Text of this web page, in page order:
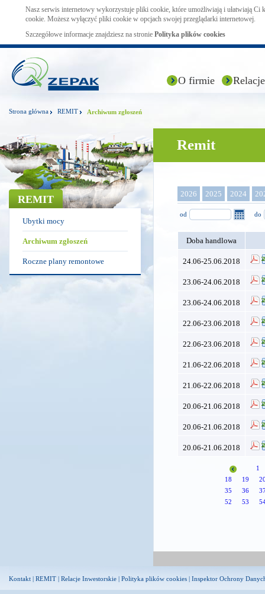
Nasz serwis internetowy wykorzystuje pliki cookie, które umożliwiają i ułatwiają Ci
cookie. Możesz wyłączyć pliki cookie w opcjach swojej przeglądarki internetowej.
Szczegółowe informacje znajdziesz na stronie Polityka plików cookies
O firmie
Strona główna REMIT Archiwum zgłoszeń
REMIT
Ubytki mocy
Archiwum zgłoszeń
Roczne plany remontowe
Remit
2026 2025 2024
od do
Doba handlowa
24.06-25.06.2018
23.06-24.06.2018
23.06-24.06.2018
22.06-23.06.2018
22.06-23.06.2018
21.06-22.06.2018
21.06-22.06.2018
20.06-21.06.2018
20.06-21.06.2018
20.06-21.06.2018
1
18
19
35
36
52
53
Kontakt | REMIT | Relacje Inwestorskie | Polityka plików cookies | Inspektor Ochrony